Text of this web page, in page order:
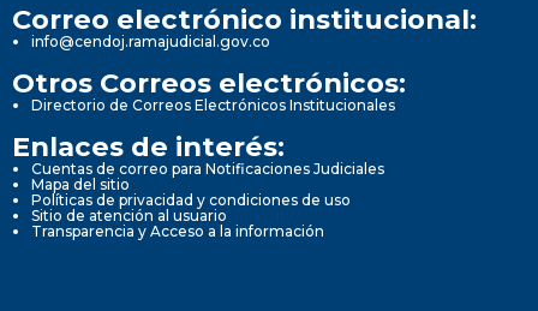
Correo electrónico institucional:
info@cendoj.ramajudicial.gov.co
Otros Correos electrónicos:
Directorio de Correos Electrónicos Institucionales
Enlaces de interés:
Cuentas de correo para Notificaciones Judiciales
Mapa del sitio
Políticas de privacidad y condiciones de uso
Sitio de atención al usuario
Transparencia y Acceso a la información